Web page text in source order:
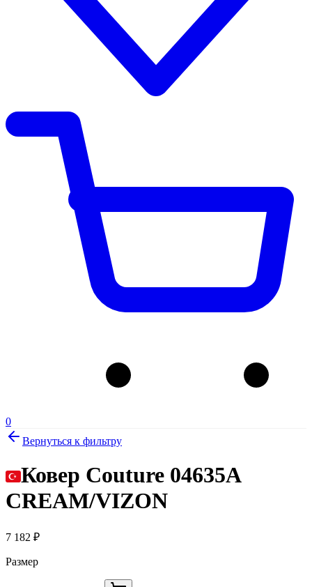
0
Вернуться к фильтру
Ковер Couture 04635A
CREAM/VIZON
7 182 ₽
Размер